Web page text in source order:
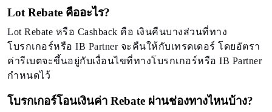
Lot Rebate คืออะไร?
Lot Rebate หรือ Cashback คือ เงินคืนบางส่วนที่ทาง
โบรกเกอร์หรือ IB Partner จะคืนให้กับเทรดเดอร์ โดยอัตรา
ค่ารีเบตจะขึ้นอยู่กับเงื่อนไขที่ทางโบรกเกอร์หรือ IB Partner
กำหนดไว้
โบรกเกอร์โอนเงินค่า Rebate ผ่านช่องทางไหนบ้าง?